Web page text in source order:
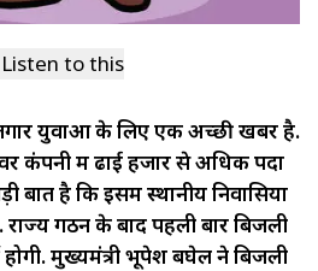
Listen to this
युवाओं के लिए एक अच्छी खबर है.
कंपनी में ढाई हजार से अधिक पदों
बात है कि इसमें स्थानीय निवासियों
राज्य गठन के बाद पहली बार बिजली
होगी. मुख्यमंत्री भूपेश बघेल ने बिजली